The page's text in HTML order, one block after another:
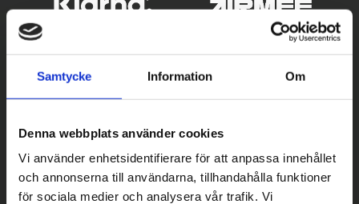
Samtycke Information Om
Denna webbplats använder cookies
Vi använder enhetsidentifierare för att anpassa innehållet
och annonserna till användarna, tillhandahålla funktioner
för sociala medier och analysera vår trafik. Vi
Betala säkert